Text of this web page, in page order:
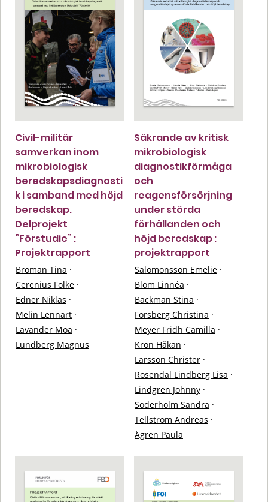
Civil-militär
samverkan inom
mikrobiologisk
beredskapsdiagnosti
k i samband med höjd
beredskap.
Delprojekt
”Förstudie” :
Projektrapport
Broman Tina ·
Cerenius Folke ·
Edner Niklas ·
Melin Lennart ·
Lavander Moa ·
Lundberg Magnus
Säkrande av kritisk
mikrobiologisk
diagnostikförmåga
och
reagensförsörjning
under störda
förhållanden och
höjd beredskap :
projektrapport
Salomonsson Emelie ·
Blom Linnéa ·
Bäckman Stina ·
Forsberg Christina ·
Meyer Fridh Camilla ·
Kron Håkan ·
Larsson Christer ·
Rosendal Lindberg Lisa ·
Lindgren Johnny ·
Söderholm Sandra ·
Tellström Andreas ·
Ågren Paula